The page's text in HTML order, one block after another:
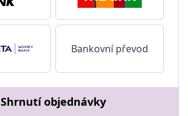
Bankovní převod
Shrnutí objednávky